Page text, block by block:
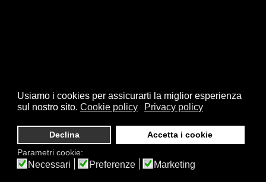
Usiamo i cookies per assicurarti la miglior esperienza
sul nostro sito. Cookie policy Privacy policy
Declina
Accetta i cookie
Parametri cookie:
Necessari Preferenze Marketing